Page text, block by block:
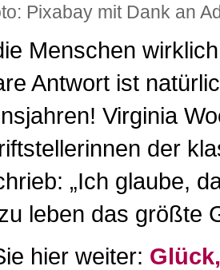
Pixabay mit Dank an
Menschen
Antwort ist
Virginia
der
„Ich glaube,
leben das größte
hier weiter: Glück,